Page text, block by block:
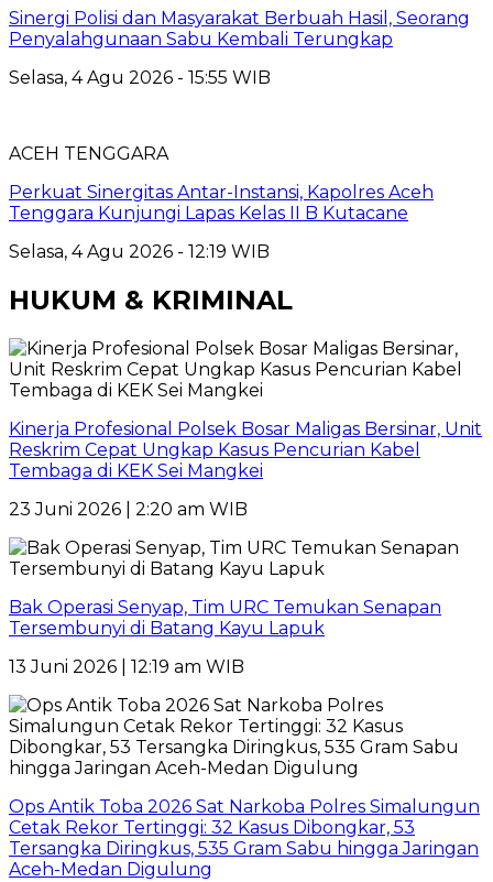
Sinergi Polisi dan Masyarakat Berbuah Hasil, Seorang
Penyalahgunaan Sabu Kembali Terungkap
Selasa, 4 Agu 2026 - 15:55 WIB
ACEH TENGGARA
Perkuat Sinergitas Antar-Instansi, Kapolres Aceh
Tenggara Kunjungi Lapas Kelas II B Kutacane
Selasa, 4 Agu 2026 - 12:19 WIB
HUKUM & KRIMINAL
Kinerja Profesional Polsek Bosar Maligas Bersinar, Unit
Reskrim Cepat Ungkap Kasus Pencurian Kabel
Tembaga di KEK Sei Mangkei
23 Juni 2026 | 2:20 am WIB
Bak Operasi Senyap, Tim URC Temukan Senapan
Tersembunyi di Batang Kayu Lapuk
13 Juni 2026 | 12:19 am WIB
Ops Antik Toba 2026 Sat Narkoba Polres Simalungun
Cetak Rekor Tertinggi: 32 Kasus Dibongkar, 53
Tersangka Diringkus, 535 Gram Sabu hingga Jaringan
Aceh-Medan Digulung